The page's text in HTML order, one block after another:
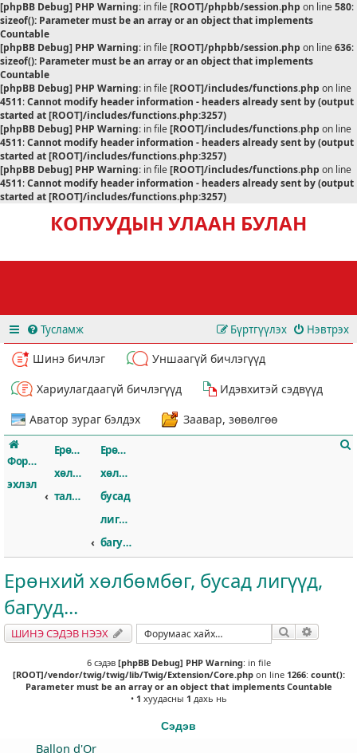
[phpBB Debug] PHP Warning: in file[ROOT]/phpbb/session.php on line580:
sizeof(): Parameter must be an array or an object that implements
Countable
[phpBB Debug] PHP Warning: in file[ROOT]/phpbb/session.php on line636:
sizeof(): Parameter must be an array or an object that implements
Countable
[phpBB Debug] PHP Warning: in file[ROOT]/includes/functions.php on line
4511:Cannot modify header information - headers already sent by (output
started at [ROOT]/includes/functions.php:3257)
[phpBB Debug] PHP Warning: in file[ROOT]/includes/functions.php on line
4511:Cannot modify header information - headers already sent by (output
started at [ROOT]/includes/functions.php:3257)
[phpBB Debug] PHP Warning: in file[ROOT]/includes/functions.php on line
4511:Cannot modify header information - headers already sent by (output
started at [ROOT]/includes/functions.php:3257)
КОПУУДЫН УЛААН БУЛАН
Тусламж Нэвтрэх
Бүртгүүлэх
Шинэ бичлэг
Уншаагүй бичлэгүүд
Хариулагдаагүй бичлэгүүд
Идэвхитэй сэдвүүд
Аватор зураг бэлдэх
Заавар, зөвөлгөө
Форумын
эхлэл
Ерөнхий
хөлбөмбөгийн
талаар
Ерөнхий
хөлбөмбөг,
бусад
лигүүд,
багууд...
Ерөнхий хөлбөмбөг, бусад лигүүд,
багууд...
ШИНЭ СЭДЭВ НЭЭХ Хайлт
6 сэдэв [phpBB Debug] PHP Warning: in file
[ROOT]/vendor/twig/twig/lib/Twig/Extension/Core.phpon line 1266: count():
Parameter must be an array or an object that implements Countable
• 1 хуудасны 1 дахь нь
Сэдэв
Ballon d'Or